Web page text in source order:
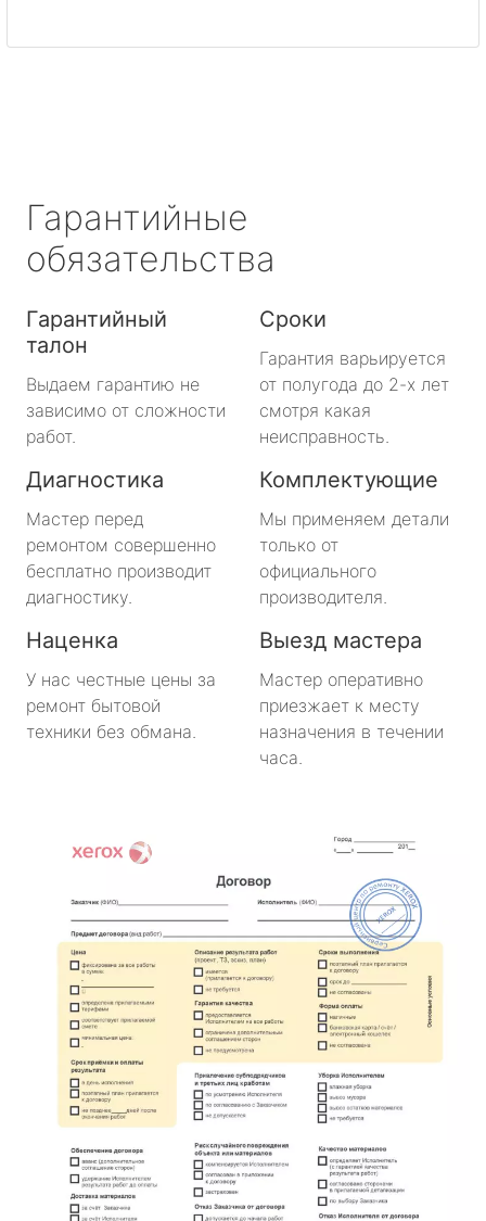
Гарантийные
обязательства
Гарантийный
талон
Выдаем гарантию не
зависимо от сложности
работ.
Сроки
Гарантия варьируется
от полугода до 2-х лет
смотря какая
неисправность.
Диагностика
Мастер перед
ремонтом совершенно
бесплатно производит
диагностику.
Комплектующие
Мы применяем детали
только от
официального
производителя.
Наценка
У нас честные цены за
ремонт бытовой
техники без обмана.
Выезд мастера
Мастер оперативно
приезжает к месту
назначения в течении
часа.